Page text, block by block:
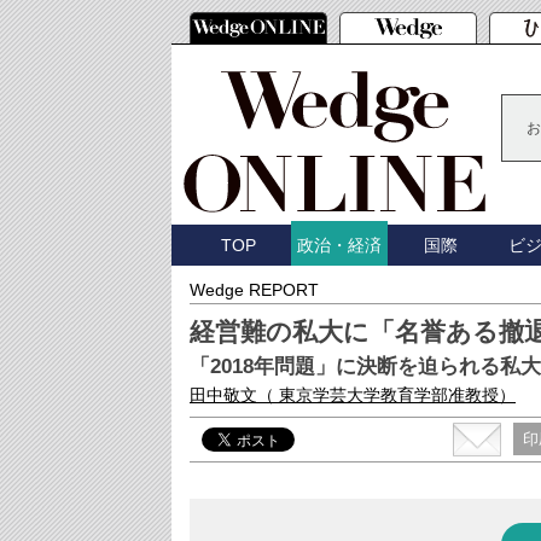
TOP 政治・経済 国際 ビ
Wedge REPORT
経営難の私大に「名誉ある撤
「2018年問題」に決断を迫られる私大
田中敬文 （ 東京学芸大学教育学部准教授）